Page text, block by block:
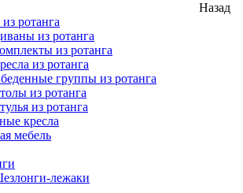
Назад
ротанга
из ротанга
из ротанга
из ротанга
группы из ротанга
из ротанга
из ротанга
кресла
мебель
лежаки